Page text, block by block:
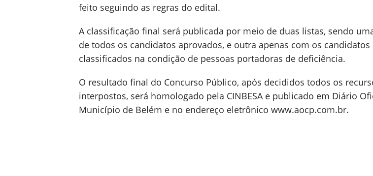
feito seguindo as regras do edital.
A classificação final será publicada por meio de duas listas, sendo
de todos os candidatos aprovados, e outra apenas com os candidatos
classificados na condição de pessoas portadoras de deficiência.
O resultado final do Concurso Público, após decididos todos os
interpostos, será homologado pela CINBESA e publicado em Diário
Município de Belém e no endereço eletrônico www.aocp.com.br.